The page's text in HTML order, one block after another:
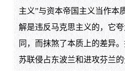
主义”与资本帝国主义当作本
解是违反马克思主义的，它
同，而抹煞了本质上的差异
苏联侵占东波兰和进攻芬兰